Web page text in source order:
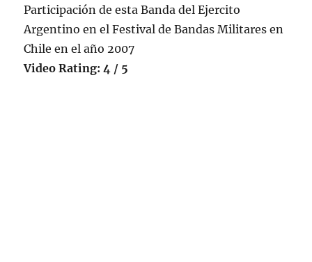
Participación de esta Banda del Ejercito
Argentino en el Festival de Bandas Militares en
Chile en el año 2007
Video Rating: 4 / 5